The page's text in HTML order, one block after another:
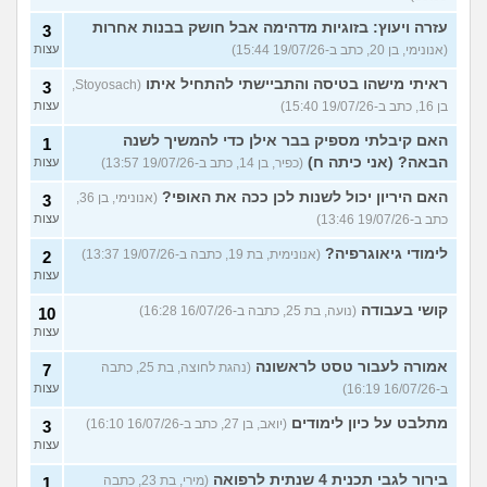
עזרה ויעוץ: בזוגיות מדהימה אבל חושק בבנות אחרות
(אנונימי, בן 20, כתב ב-19/07/26 15:44)
3
עצות
ראיתי מישהו בטיסה והתביישתי להתחיל איתו
(Stoyosach,
בן 16, כתב ב-19/07/26 15:40)
3
עצות
האם קיבלתי מספיק בבר אילן כדי להמשיך לשנה
הבאה? (אני כיתה ח) (כפיר, בן 14, כתב ב-19/07/26 13:57)
1
עצות
האם היריון יכול לשנות לכן ככה את האופי?
(אנונימי, בן 36,
כתב ב-19/07/26 13:46)
3
עצות
לימודי גיאוגרפיה? (אנונימית, בת 19, כתבה ב-19/07/26 13:37) 2
עצות
קושי בעבודה (נועה, בת 25, כתבה ב-16/07/26 16:28) 10
עצות
אמורה לעבור טסט לראשונה
(נהגת לחוצה, בת 25, כתבה
ב-16/07/26 16:19)
7
עצות
מתלבט על כיון לימודים (יואב, בן 27, כתב ב-16/07/26 16:10) 3
עצות
בירור לגבי תכנית 4 שנתית לרפואה (מירי, בת 23, כתבה 1